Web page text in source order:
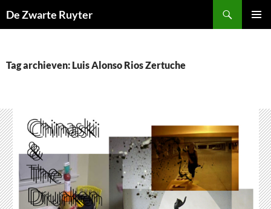
naar
De Zwarte Ruyter
Tag archieven: Luis Alonso Rios Zertuche